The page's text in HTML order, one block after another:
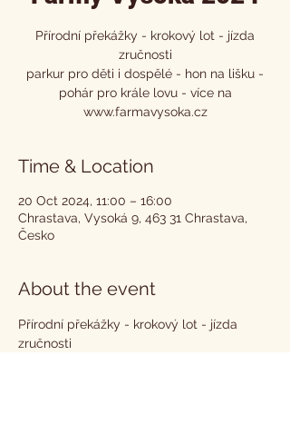
Přírodní překážky - krokový lot - jízda
zručnosti
parkur pro děti i dospělé - hon na lišku -
pohár pro krále lovu - více na
www.farmavysoka.cz
Time & Location
20 Oct 2024, 11:00 – 16:00
Chrastava, Vysoká 9, 463 31 Chrastava,
Česko
About the event
Přírodní překážky - krokový lot - jízda
zručnosti